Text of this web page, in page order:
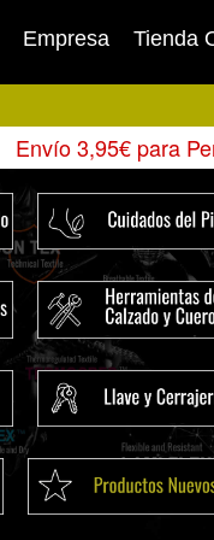
Empresa Tienda
Envío 3,95€ para